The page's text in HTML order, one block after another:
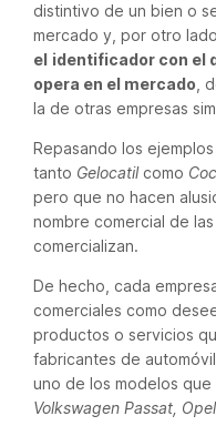
distintivo de un bien o
mercado y, por otro
el identificador con el
opera en el mercado ,
la de otras empresas
Repasando los
tanto Gelocatilcomo
pero que no hacen
nombre comercial de
comercializan.
De hecho, cada
comerciales como
productos o servicios
fabricantes de
uno de los modelos
Volkswagen Passat,